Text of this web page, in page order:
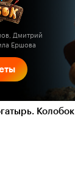
Дмитрий
Ершова
Колобок